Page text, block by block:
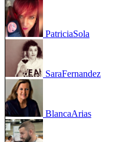
PatriciaSola
SaraFernandez
BlancaArias